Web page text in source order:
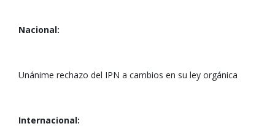
Nacional:
Unánime rechazo del IPN a cambios en su ley orgánica
Internacional: